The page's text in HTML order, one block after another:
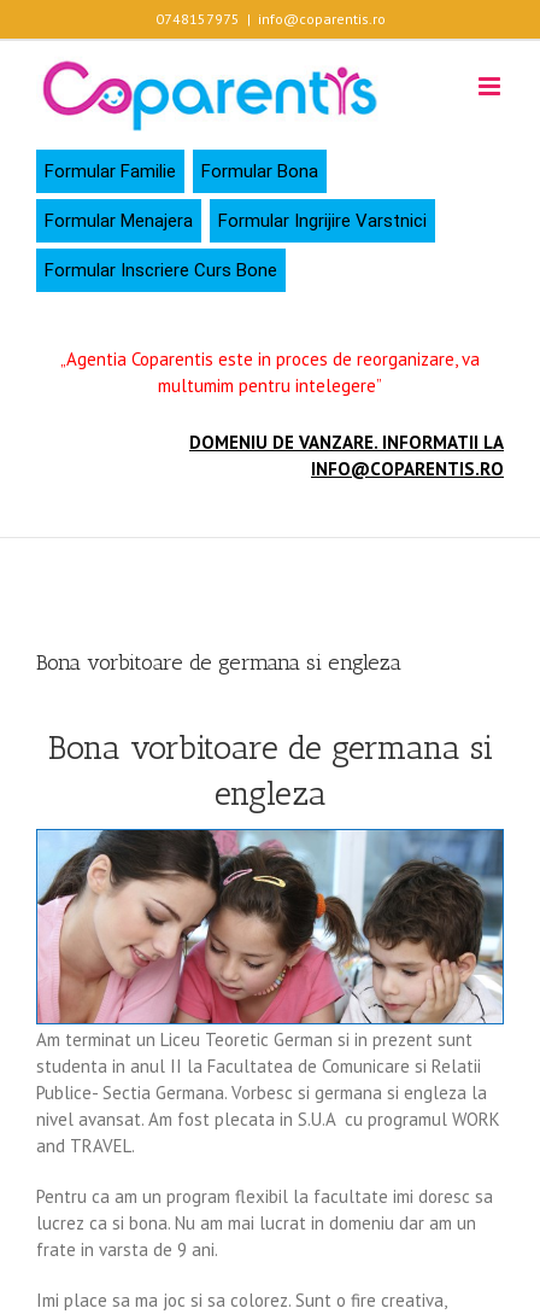
to
content
0748157975 | info@coparentis.ro
Formular Familie Formular Bona
Formular Menajera Formular Ingrijire Varstnici
Formular Inscriere Curs Bone
„Agentia Coparentis este in proces de reorganizare, va
multumim pentru intelegere”
DOMENIU DE VANZARE. INFORMATII LA
INFO@COPARENTIS.RO
Image
Bona vorbitoare de germana si engleza
Bona vorbitoare de germana si
engleza
Am terminat un Liceu Teoretic German si in prezent sunt
studenta in anul II la Facultatea de Comunicare si Relatii
Publice- Sectia Germana. Vorbesc si germana si engleza la
nivel avansat. Am fost plecata in S.U.A cu programul WORK
and TRAVEL.
Pentru ca am un program flexibil la facultate imi doresc sa
lucrez ca si bona. Nu am mai lucrat in domeniu dar am un
frate in varsta de 9 ani.
Imi place sa ma joc si sa colorez. Sunt o fire creativa,